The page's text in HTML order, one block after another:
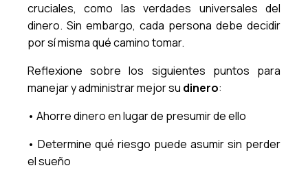
cruciales, como las verdades universales del
dinero. Sin embargo, cada persona debe decidir
por sí misma qué camino tomar.
Reflexione sobre los siguientes puntos para
manejar y administrar mejor su dinero:
• Ahorre dinero en lugar de presumir de ello
• Determine qué riesgo puede asumir sin perder
el sueño